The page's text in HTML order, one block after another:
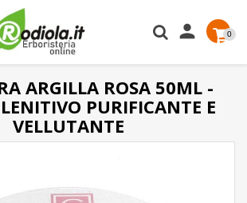
 0
ARGILLA ROSA 50ML -
PURIFICANTE E
VELLUTANTE